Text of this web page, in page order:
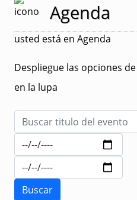
Agenda
usted está en Agenda
Despliegue las opciones
en la lupa